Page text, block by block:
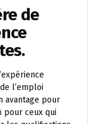
de
l’emploi
avantage pour
pour ceux qui